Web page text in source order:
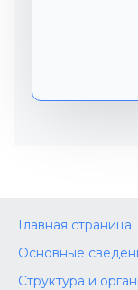
Главная страница
Основные
Структура и